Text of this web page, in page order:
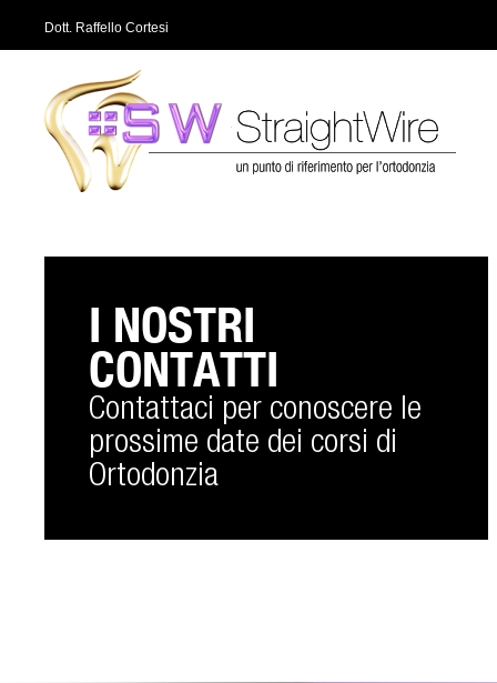
Dott. Raffello Cortesi
I NOSTRI
CONTATTI
Contattaci per conoscere le
prossime date dei corsi di
Ortodonzia